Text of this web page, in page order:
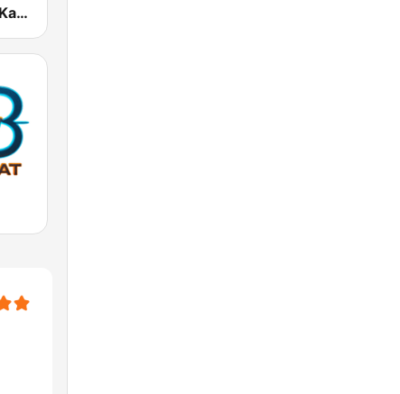
Radio Party - Kanał Trance